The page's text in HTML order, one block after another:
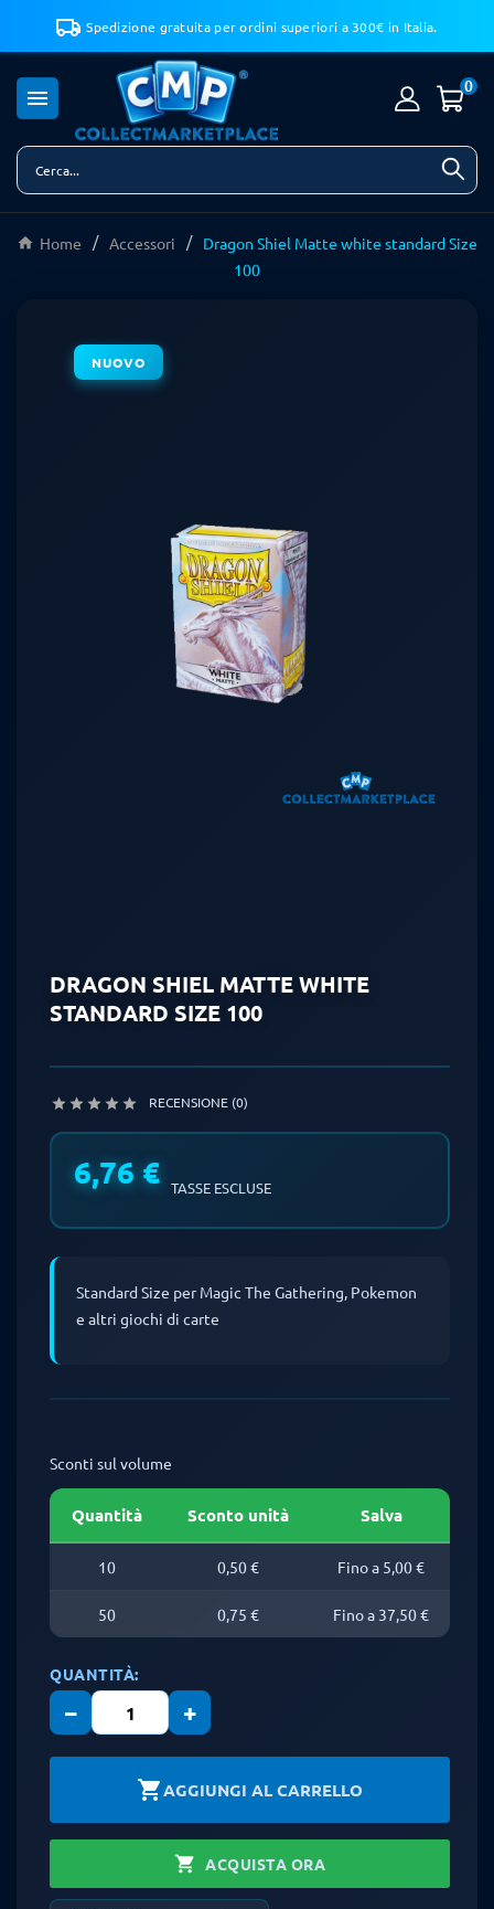
Spedizione gratuita per ordini superiori a 300€ in Italia.
 0
Home Accessori
Dragon Shiel Matte white standard Size
100
NUOVO
DRAGON SHIEL MATTE WHITE
STANDARD SIZE 100
     RECENSIONE (0)
6,76 € TASSE ESCLUSE
Standard Size per Magic The Gathering, Pokemon
e altri giochi di carte
Sconti sul volume
Quantità Sconto unità Salva
10 0,50 € Fino a 5,00 €
50 0,75 € Fino a 37,50 €
QUANTITÀ:
− +
shopping_cartAGGIUNGI AL CARRELLO
shopping_cart ACQUISTA ORA